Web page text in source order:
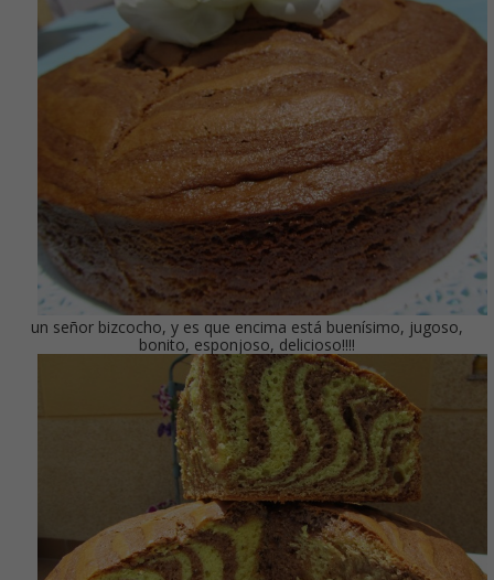
un señor bizcocho, y es que encima está buenísimo, jugoso,
bonito, esponjoso, delicioso!!!!